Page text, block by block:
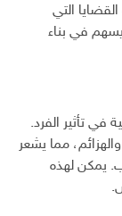
التي
يسهم في بناء
تأثير الفرد.
مما يشعر
يمكن لهذه